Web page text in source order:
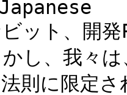
ビット、開
し、我々
則に限定